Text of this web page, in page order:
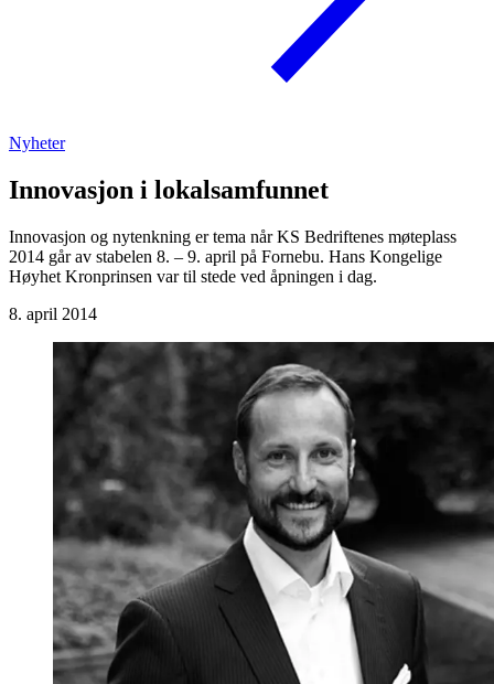
Nyheter
Innovasjon i lokalsamfunnet
Innovasjon og nytenkning er tema når KS Bedriftenes møteplass
2014 går av stabelen 8. – 9. april på Fornebu. Hans Kongelige
Høyhet Kronprinsen var til stede ved åpningen i dag.
8. april 2014